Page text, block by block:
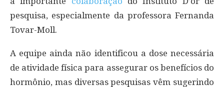
pesquisa, especialmente da professora Fernanda
Tovar-Moll.
A equipe ainda não identificou a dose necessária
de atividade física para assegurar os benefícios do
hormônio, mas diversas pesquisas vêm sugerindo